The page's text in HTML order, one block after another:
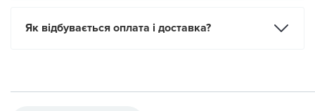
Як відбувається оплата і доставка?